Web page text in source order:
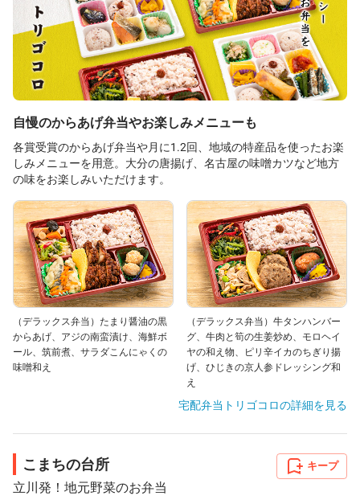
自慢のからあげ弁当やお楽しみメニューも
各賞受賞のからあげ弁当や月に1.2回、地域の特産品を使ったお楽
しみメニューを用意。大分の唐揚げ、名古屋の味噌カツなど地方
の味をお楽しみいただけます。
（デラックス弁当）たまり醤油の黒
からあげ、アジの南蛮漬け、海鮮ボ
ール、筑前煮、サラダこんにゃくの
味噌和え
（デラックス弁当）牛タンハンバー
グ、牛肉と筍の生姜炒め、モロヘイ
ヤの和え物、ピリ辛イカのちぎり揚
げ、ひじきの京人参ドレッシング和
え
宅配弁当トリゴコロの詳細を見る
こまちの台所
立川発！地元野菜のお弁当
キープ